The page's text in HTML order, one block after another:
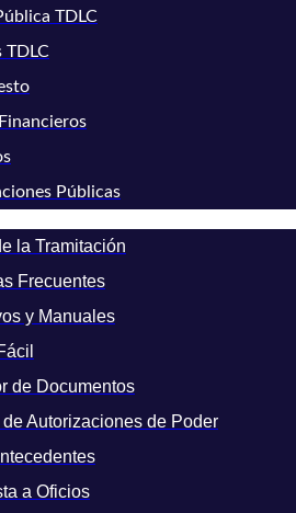
TDLC
TDLC
Públicas
la Tramitación
Frecuentes
y Manuales
de Documentos
Autorizaciones de Poder
a Oficios